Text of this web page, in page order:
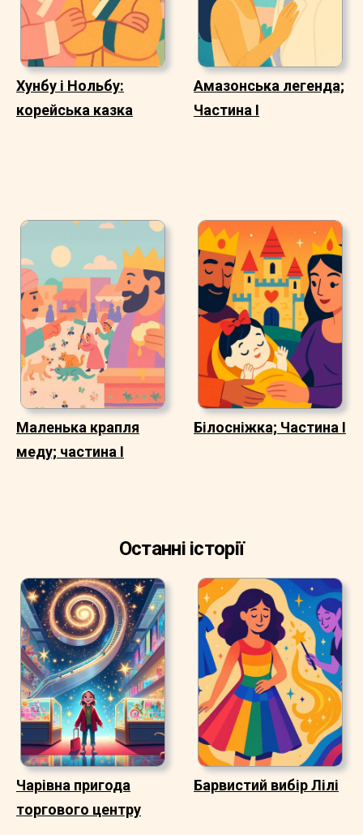
Хунбу і Нольбу:
корейська казка
Амазонська легенда;
Частина I
Маленька крапля
меду; частина I
Білосніжка; Частина I
Останні історії
Чарівна пригода
торгового центру
Барвистий вибір Лілі